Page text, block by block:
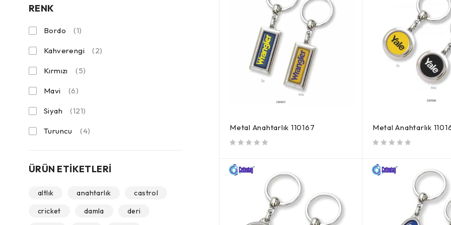
RENK
Bordo (1)
Kahverengi (2)
Kırmızı (5)
Mavi (6)
Siyah (121)
Turuncu (4)
ÜRÜN ETIKETLERI
altlık anahtarlık
castrol
cricket
damla
deri
Metal Anahtarlık 110167 Metal Anahtarlık